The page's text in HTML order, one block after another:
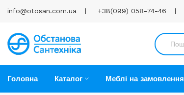
info@otosan.com.ua +38(099) 058-74-46
Головна Каталог Меблі на замовлення